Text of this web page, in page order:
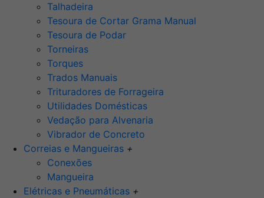
Talhadeira
Tesoura de Cortar Grama Manual
Tesoura de Podar
Torneiras
Torques
Trados Manuais
Trituradores de Forrageira
Utilidades Domésticas
Vedação para Alvenaria
Vibrador de Concreto
Correias e Mangueiras +
Conexões
Mangueira
Elétricas e Pneumáticas +